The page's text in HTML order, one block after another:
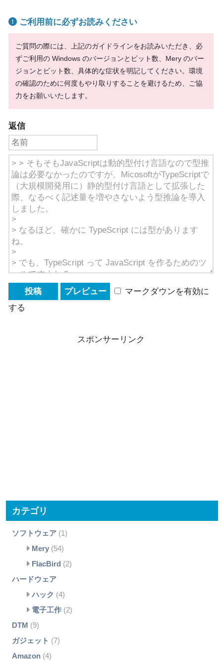
ご利用前に必ずお読みください
ご質問の際には、上記のガイドラインをお読みいただき、必
ずご利用の Windows のバージョンとビット数、Mery のバー
ジョンとビット数、具体的な症状を明記してください。環境
の確認のために何度もやり取りすることを避けるため、ご協
力をお願いいたします。
返信
マークダウンを有効に
する
スポンサーリンク
カテゴリ
ソフトウェア(1)
Mery(54)
FlacBird (2)
ハードウェア
ハック (4)
電子工作(2)
DTM (9)
ガジェット (7)
Amazon(4)